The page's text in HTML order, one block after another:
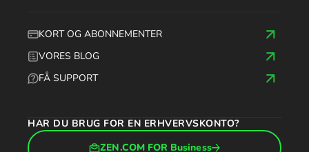
KORT OG ABONNEMENTER
VORES BLOG
FÅ SUPPORT
HAR DU BRUG FOR EN ERHVERVSKONTO?
ZEN.COM FOR Business